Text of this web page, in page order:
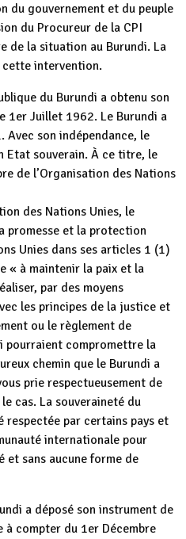
du gouvernement et du peuple
du Procureur de la CPI
de la situation au Burundi. La
cette intervention.
du Burundi a obtenu son
1er Juillet 1962. Le Burundi a
son indépendance, le
Etat souverain. À ce titre, le
de l’Organisation des Nations
des Nations Unies, le
promesse et la protection
Unies dans ses articles 1 (1)
« à maintenir la paix et la
par des moyens
les principes de la justice et
ou le règlement de
pourraient compromettre la
chemin que le Burundi a
prie respectueusement de
cas. La souveraineté du
respectée par certains pays et
internationale pour
et sans aucune forme de
a déposé son instrument de
compter du 1er Décembre